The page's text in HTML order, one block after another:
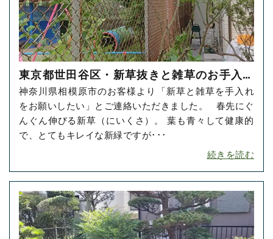
東京都世田谷区・新草抜きと雑草のお手入れ
をご依頼いただきました！
神奈川県相模原市のお客様より「新草と雑草を手入れ
をお願いしたい」とご連絡いただきました。 春先にぐ
んぐん伸びる新草（にいくさ）。 葉も青々して健康的
で、とてもキレイな新緑ですが･･･
続きを読む